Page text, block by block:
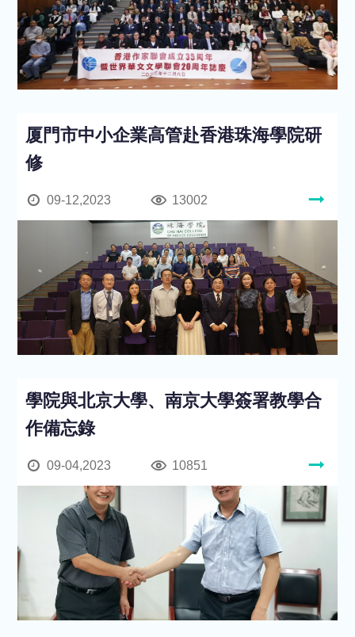
厦門市中小企業高管赴香港珠海學院研
修
09-12,2023 13002
學院與北京大學、南京大學簽署教學合
作備忘錄
09-04,2023 10851